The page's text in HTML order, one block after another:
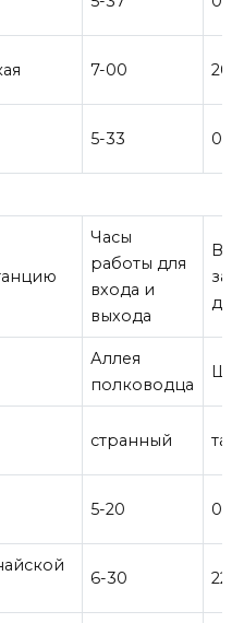
7-00 20-
5-33 0-
Часы
работы для
входа и
выхода
Аллея
полководца
странный
5-20 0-
6-30 22-